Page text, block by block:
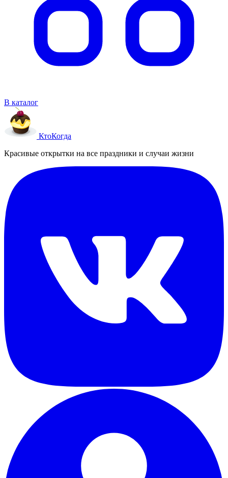
В каталог
КтоКогда
Красивые открытки на все праздники и случаи жизни